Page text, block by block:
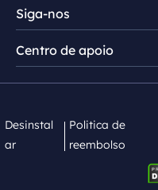
Contrato de licença
RecExperts para Mac
Screen Recorder Online
Dicas de gravação de tela
Mac App Store
Siga-nos
  
Centro de apoio
Desinstal
ar
Politica de
reembolso